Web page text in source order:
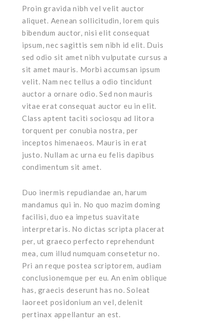
Proin gravida nibh vel velit auctor
aliquet. Aenean sollicitudin, lorem quis
bibendum auctor, nisi elit consequat
ipsum, nec sagittis sem nibh id elit. Duis
sed odio sit amet nibh vulputate cursus a
sit amet mauris. Morbi accumsan ipsum
velit. Nam nec tellus a odio tincidunt
auctor a ornare odio. Sed non mauris
vitae erat consequat auctor eu in elit.
Class aptent taciti sociosqu ad litora
torquent per conubia nostra, per
inceptos himenaeos. Mauris in erat
justo. Nullam ac urna eu felis dapibus
condimentum sit amet.
Duo inermis repudiandae an, harum
mandamus qui in. No quo mazim doming
facilisi, duo ea impetus suavitate
interpretaris. No dictas scripta placerat
per, ut graeco perfecto reprehendunt
mea, cum illud numquam consetetur no.
Pri an reque postea scriptorem, audiam
conclusionemque per eu. An enim oblique
has, graecis deserunt has no. Soleat
laoreet posidonium an vel, delenit
pertinax appellantur an est.